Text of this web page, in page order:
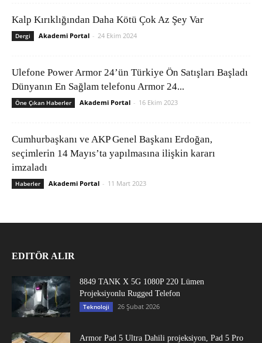
Kalp Kırıklığından Daha Kötü Çok Az Şey Var
Dergi Akademi Portal - 24 Ekim 2024
Ulefone Power Armor 24’ün Türkiye Ön Satışları Başladı
Dünyanın En Sağlam telefonu Armor 24...
Öne Çıkan Haberler Akademi Portal - 16 Ekim 2023
Cumhurbaşkanı ve AKP Genel Başkanı Erdoğan,
seçimlerin 14 Mayıs’ta yapılmasına ilişkin kararı
imzaladı
Haberler Akademi Portal - 11 Mart 2023
EDITÖR ALIR
8849 TANK X 5G 1080P 220 Lümen
Projeksiyonlu Rugged Telefon
Teknoloji 26 Şubat 2026
Armor Pad 5 Ultra Dahili projeksiyon, Pad 5 Pro